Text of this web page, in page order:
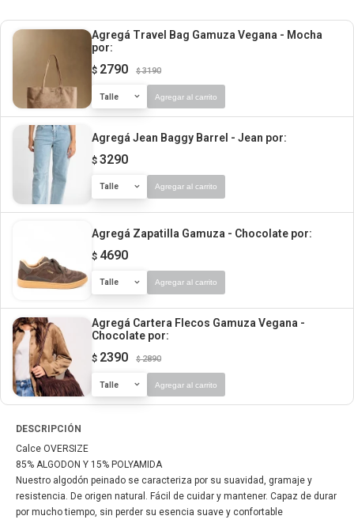
Agregá Travel Bag Gamuza Vegana - Mocha
por:
$ 2790 $ 3190
Talle Agregar al carrito
Agregá Jean Baggy Barrel - Jean por:
$ 3290
Talle Agregar al carrito
Agregá Zapatilla Gamuza - Chocolate por:
$ 4690
Talle Agregar al carrito
Agregá Cartera Flecos Gamuza Vegana -
Chocolate por:
$ 2390 $ 2890
Talle Agregar al carrito
DESCRIPCIÓN
Calce OVERSIZE
85% ALGODON Y 15% POLYAMIDA
Nuestro algodón peinado se caracteriza por su suavidad, gramaje y
resistencia. De origen natural. Fácil de cuidar y mantener. Capaz de durar
por mucho tiempo, sin perder su esencia suave y confortable